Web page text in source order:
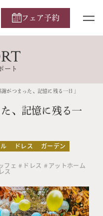
フェア予約
ート
謝がつまった、記憶に残る一日」
、記憶に残る一
ドレス ガーデン
フェ ドレス アットホーム
ス